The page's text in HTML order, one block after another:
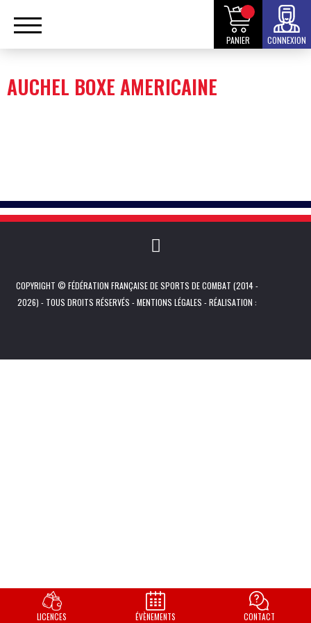
PANIER CONNEXION
AUCHEL BOXE AMERICAINE
COPYRIGHT © FÉDÉRATION FRANÇAISE DE SPORTS DE COMBAT (2014 -
2026) - TOUS DROITS RÉSERVÉS -MENTIONS LÉGALES - RÉALISATION :
LICENCES ÉVÈNEMENTS CONTACT